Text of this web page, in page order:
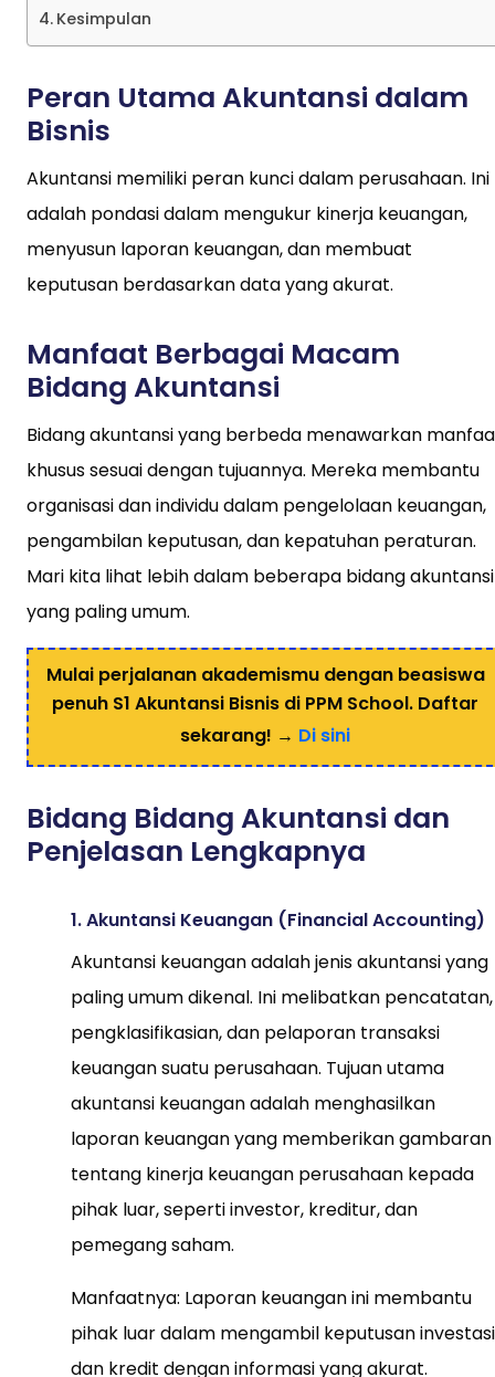
Kesimpulan
Peran Utama Akuntansi dalam
Bisnis
Akuntansi memiliki peran kunci dalam perusahaan. Ini
adalah pondasi dalam mengukur kinerja keuangan,
menyusun laporan keuangan, dan membuat
keputusan berdasarkan data yang akurat.
Manfaat Berbagai Macam
Bidang Akuntansi
Bidang akuntansi yang berbeda menawarkan
khusus sesuai dengan tujuannya. Mereka membantu
organisasi dan individu dalam pengelolaan keuangan,
pengambilan keputusan, dan kepatuhan peraturan.
Mari kita lihat lebih dalam beberapa bidang akuntansi
yang paling umum.
Mulai perjalanan akademismu dengan beasiswa
penuh S1 Akuntansi Bisnis di PPM School. Daftar
sekarang! → Di sini
Bidang Bidang Akuntansi dan
Penjelasan Lengkapnya
1. Akuntansi Keuangan (Financial Accounting)
Akuntansi keuangan adalah jenis akuntansi yang
paling umum dikenal. Ini melibatkan pencatatan,
pengklasifikasian, dan pelaporan transaksi
keuangan suatu perusahaan. Tujuan utama
akuntansi keuangan adalah menghasilkan
laporan keuangan yang memberikan gambaran
tentang kinerja keuangan perusahaan kepada
pihak luar, seperti investor, kreditur, dan
pemegang saham.
Manfaatnya: Laporan keuangan ini membantu
pihak luar dalam mengambil keputusan investasi
dan kredit dengan informasi yang akurat.